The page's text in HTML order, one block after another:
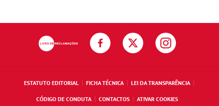
ESTATUTO EDITORIAL FICHA TÉCNICA LEI DA TRANSPARÊNCIA
CÓDIGO DE CONDUTA CONTACTOS ATIVAR COOKIES